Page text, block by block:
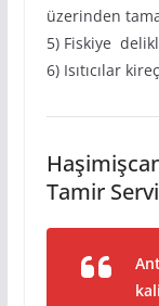
üzerinden
5) Fiskiye
6) Isıtıcılar
Tamir